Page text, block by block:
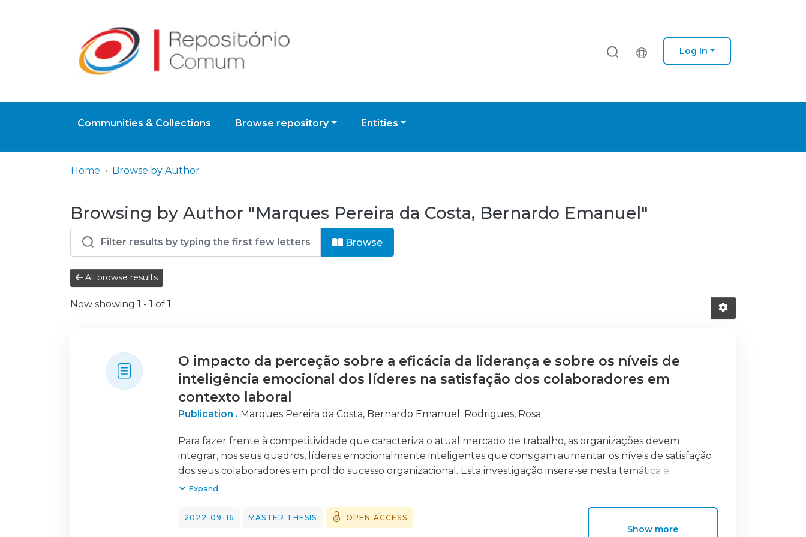
Log In
Communities & Collections Browse repository Entities
Home Browse by Author
Browsing by Author "Marques Pereira da Costa, Bernardo Emanuel"
Browse
All browse results
Now showing 1 - 1 of 1
O impacto da perceção sobre a eficácia da liderança e sobre os níveis de
inteligência emocional dos líderes na satisfação dos colaboradores em
contexto laboral
Publication . Marques Pereira da Costa, Bernardo Emanuel ; Rodrigues, Rosa
Para fazer frente à competitividade que caracteriza o atual mercado de trabalho, as organizações devem
integrar, nos seus quadros, líderes emocionalmente inteligentes que consigam aumentar os níveis de satisfação
dos seus colaboradores em prol do sucesso organizacional. Esta investigação insere-se nesta temática e
procurou analisar em que medida a Satisfação dos Colaboradores em contexto laboral varia em função da sua
estudo 518 indivíduos, que trabalham por conta de outrem, com idades compreendidas entre os 19 e os 60 anos
e cuja maioria (70.7%) pertence ao sexo masculino. Tendo por base uma metodologia quantitativa, a recolha dos
Expand
2022-09-16 MASTER THESIS OPEN ACCESS
Show more